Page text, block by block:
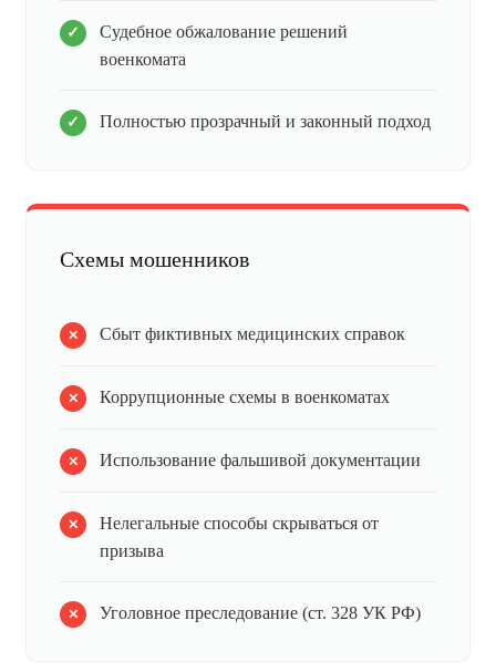
Судебное обжалование решений
военкомата
Полностью прозрачный и законный подход
Схемы мошенников
Сбыт фиктивных медицинских справок
Коррупционные схемы в военкоматах
Использование фальшивой документации
Нелегальные способы скрываться от
призыва
Уголовное преследование (ст. 328 УК РФ)